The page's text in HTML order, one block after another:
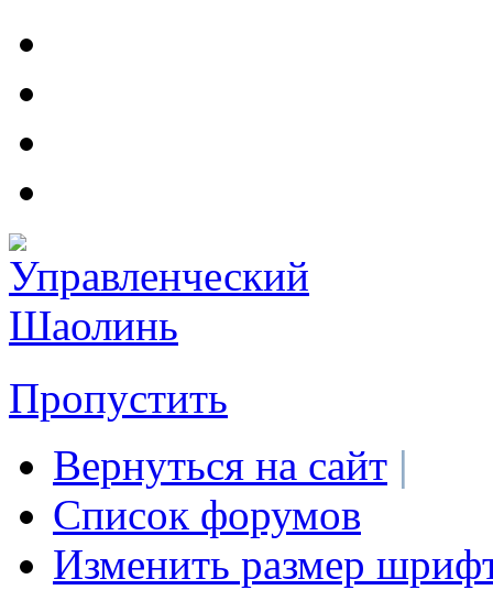
Пропустить
Вернуться на сайт |
Список форумов
Изменить размер